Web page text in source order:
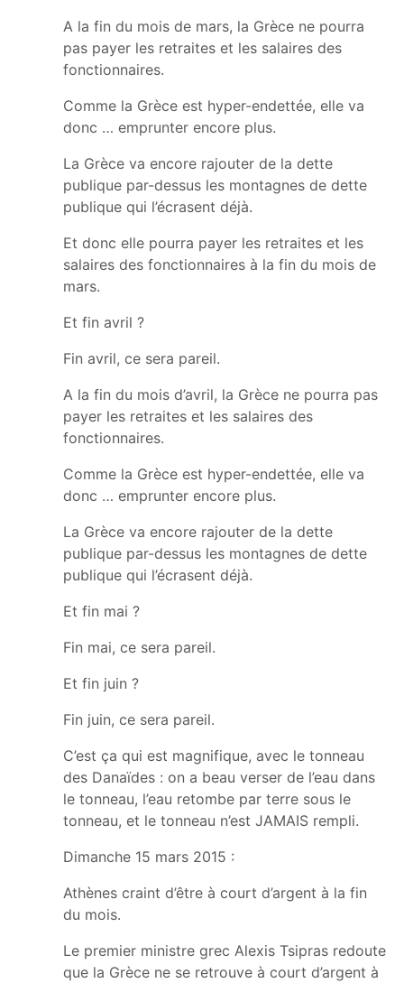
A la fin du mois de mars, la Grèce ne pourra
pas payer les retraites et les salaires des
fonctionnaires.
Comme la Grèce est hyper-endettée, elle va
donc … emprunter encore plus.
La Grèce va encore rajouter de la dette
publique par-dessus les montagnes de dette
publique qui l’écrasent déjà.
Et donc elle pourra payer les retraites et les
salaires des fonctionnaires à la fin du mois de
mars.
Et fin avril ?
Fin avril, ce sera pareil.
A la fin du mois d’avril, la Grèce ne pourra pas
payer les retraites et les salaires des
fonctionnaires.
Comme la Grèce est hyper-endettée, elle va
donc … emprunter encore plus.
La Grèce va encore rajouter de la dette
publique par-dessus les montagnes de dette
publique qui l’écrasent déjà.
Et fin mai ?
Fin mai, ce sera pareil.
Et fin juin ?
Fin juin, ce sera pareil.
C’est ça qui est magnifique, avec le tonneau
des Danaïdes : on a beau verser de l’eau dans
le tonneau, l’eau retombe par terre sous le
tonneau, et le tonneau n’est JAMAIS rempli.
Dimanche 15 mars 2015 :
Athènes craint d’être à court d’argent à la fin
du mois.
Le premier ministre grec Alexis Tsipras redoute
que la Grèce ne se retrouve à court d’argent à